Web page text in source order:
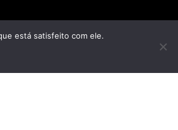
está satisfeito com ele.